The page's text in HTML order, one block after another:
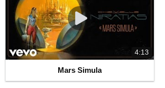
4:13
Mars Simula